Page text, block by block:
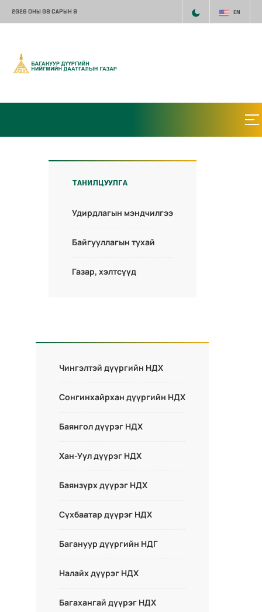
2026 ОНЫ 08 САРЫН 9 EN
ТАНИЛЦУУЛГА
Удирдлагын мэндчилгээ
Байгууллагын тухай
Газар, хэлтсүүд
Чингэлтэй дүүргийн НДХ
Сонгинхайрхан дүүргийн НДХ
Баянгол дүүрэг НДХ
Хан-Уул дүүрэг НДХ
Баянзүрх дүүрэг НДХ
Сүхбаатар дүүрэг НДХ
Багануур дүүргийн НДГ
Налайх дүүрэг НДХ
Багахангай дүүрэг НДХ